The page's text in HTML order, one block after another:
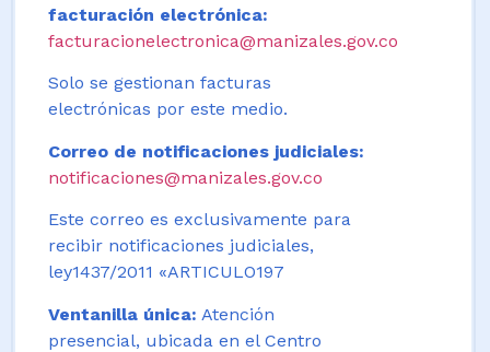
facturación electrónica:
facturacionelectronica@manizales.gov.co
Solo se gestionan facturas
electrónicas por este medio.
Correo de notificaciones judiciales:
notificaciones@manizales.gov.co
Este correo es exclusivamente para
recibir notificaciones judiciales,
ley1437/2011 «ARTICULO197
Ventanilla única: Atención
presencial, ubicada en el Centro